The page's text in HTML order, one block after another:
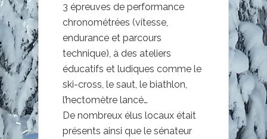
3 épreuves de performance
chronométrées (vitesse,
endurance et parcours
technique), à des ateliers
éducatifs et ludiques comme le
ski-cross, le saut, le biathlon,
l’hectomètre lancé…
De nombreux élus locaux était
présents ainsi que le sénateur